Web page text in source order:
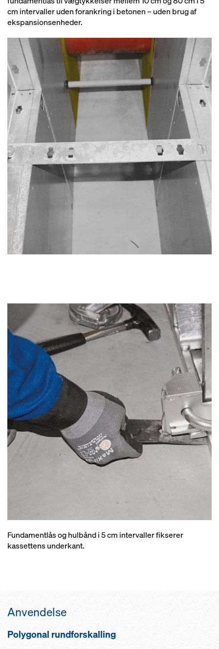
cm intervaller uden forankring i betonen – uden brug af
ekspansionsenheder.
Fundamentlås og hulbånd i 5 cm intervaller fikserer
kassettens underkant.
Anvendelse
Polygonal rundforskalling